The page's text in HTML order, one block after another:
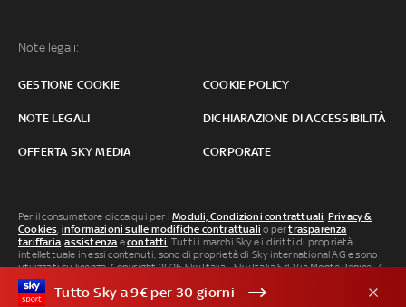
Note legali:
GESTIONE COOKIE COOKIE POLICY
NOTE LEGALI DICHIARAZIONE DI ACCESSIBILITÀ
OFFERTA SKY MEDIA CORPORATE
Per il consumatore clicca qui per iModuli, Condizioni contrattuali, Privacy &
Cookies, informazioni sulle modifiche contrattuali o pertrasparenza
tariffaria,assistenza econtatti. Tutti i marchi Sky e i diritti di proprietà
intellettuale in essi contenuti, sono di proprietà di Sky international AG e sono
utilizzati su licenza. Copyright 2026 Sky Italia - Sky Italia Srl Via Monte Penice, 7 -
20138 Milano P.IVA 04619241005. SkyTG24: ISSN 3035-1537 e SkySport: ISSN
3035-1545.Segnalazione Abusi
Tutto Sky a 9€ per 30 giorni